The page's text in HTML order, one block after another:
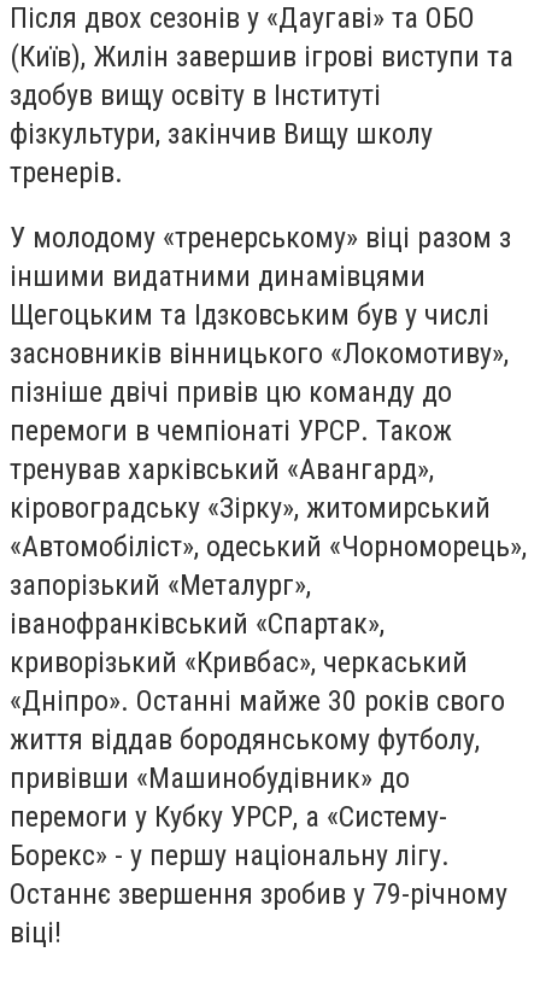
Після двох сезонів у «Даугаві» та ОБО
(Київ), Жилін завершив ігрові виступи та
здобув вищу освіту в Інституті
фізкультури, закінчив Вищу школу
тренерів.
У молодому «тренерському» віці разом з
іншими видатними динамівцями
Щегоцьким та Ідзковським був у числі
засновників вінницького «Локомотиву»,
пізніше двічі привів цю команду до
перемоги в чемпіонаті УРСР. Також
тренував харківський «Авангард»,
кіровоградську «Зірку», житомирський
«Автомобіліст», одеський «Чорноморець»,
запорізький «Металург»,
іванофранківський «Спартак»,
криворізький «Кривбас», черкаський
«Дніпро». Останні майже 30 років свого
життя віддав бородянському футболу,
привівши «Машинобудівник» до
перемоги у Кубку УРСР, а «Систему-
Борекс» - у першу національну лігу.
Останнє звершення зробив у 79-річному
віці!